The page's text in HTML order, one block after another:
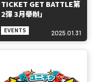
TICKET GET BATTLE第
2彈 3月舉辦」
EVENTS 2025.01.31